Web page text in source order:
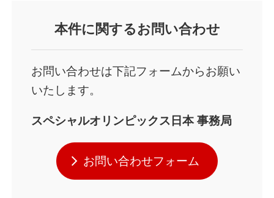
本件に関するお問い合わせ
お問い合わせは下記フォームからお願い
いたします。
スペシャルオリンピックス日本 事務局
お問い合わせフォーム